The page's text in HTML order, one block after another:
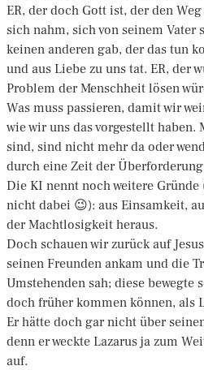
ER, der doch Gott ist, der den
sich nahm, sich von seinem Vater
keinen anderen gab, der das tun
und aus Liebe zu uns tat. ER, der
Problem der Menschheit lösen
Was muss passieren, damit wir
wie wir uns das vorgestellt haben.
sind, sind nicht mehr da oder
durch eine Zeit der
Die KI nennt noch weitere
nicht dabei 😉): aus Einsamkeit,
der Machtlosigkeit heraus.
Doch schauen wir zurück auf
seinen Freunden ankam und die
Umstehenden sah; diese bewegte
doch früher kommen können, als
Er hätte doch gar nicht über
denn er weckte Lazarus ja zum
auf.